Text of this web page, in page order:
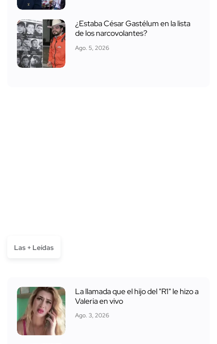
¿Estaba César Gastélum en la lista
de los narcovolantes?
Ago. 5, 2026
Las + Leídas
La llamada que el hijo del "R1" le hizo a
Valeria en vivo
Ago. 3, 2026